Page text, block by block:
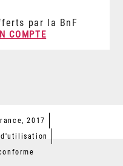
par la BnF
COMPTE
2017